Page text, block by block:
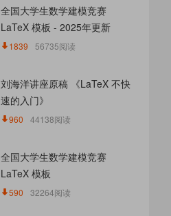
全国大学生数学建模竞赛
LaTeX 模板 - 2025年更新
1839 56735阅读
刘海洋讲座原稿 《LaTeX 不快
速的入门》
960 44138阅读
全国大学生数学建模竞赛
LaTeX 模板
590 32264阅读